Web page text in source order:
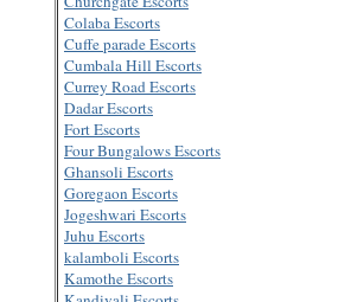
Colaba Escorts
Cuffe parade Escorts
Cumbala Hill Escorts
Currey Road Escorts
Dadar Escorts
Fort Escorts
Four Bungalows Escorts
Ghansoli Escorts
Goregaon Escorts
Jogeshwari Escorts
Juhu Escorts
kalamboli Escorts
Kamothe Escorts